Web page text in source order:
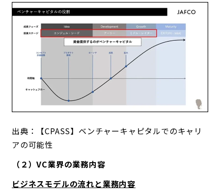
出典：【CPASS】ベンチャーキャピタルでのキャリ
アの可能性
（２）VC業界の業務内容
ビジネスモデルの流れと業務内容